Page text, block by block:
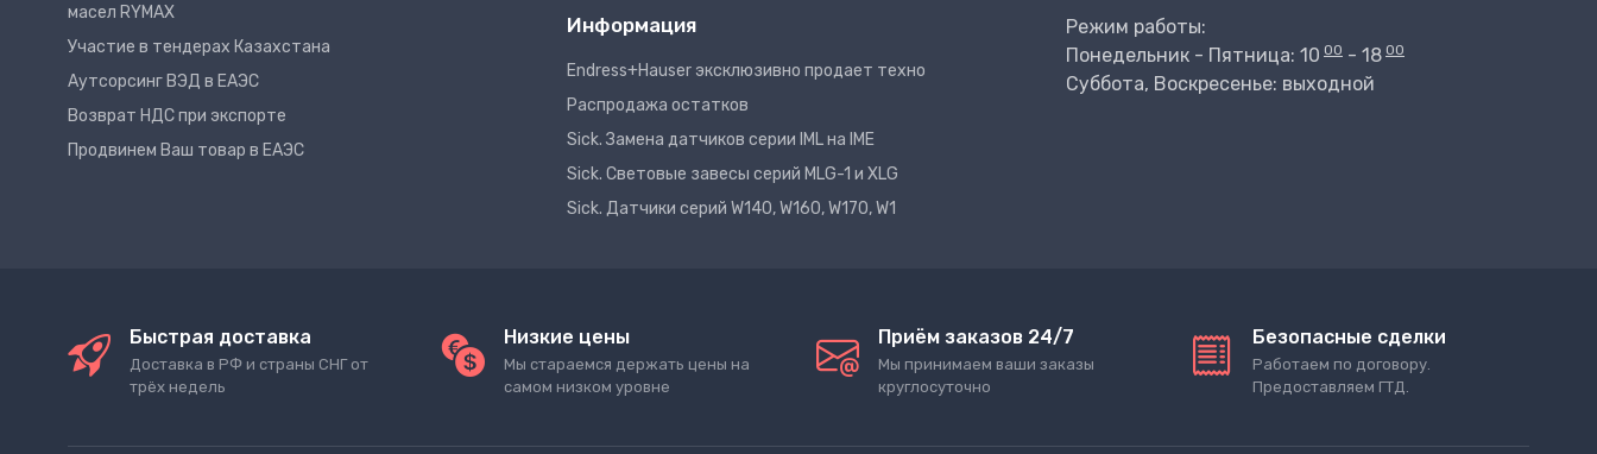
масел RYMAX
Участие в тендерах Казахстана
Аутсорсинг ВЭД в ЕАЭС
Возврат НДС при экспорте
Продвинем Ваш товар в ЕАЭС
Информация
Endress+Hauser эксклюзивно продает техно
Распродажа остатков
Sick. Замена датчиков серии IML на IME
Sick. Световые завесы серий MLG-1 и XLG
Sick. Датчики серий W140, W160, W170, W1
Режим работы:
Понедельник - Пятница: 10 00 - 18 00
Суббота, Воскресенье: выходной
Быстрая доставка
Доставка в РФ и страны СНГ от
трёх недель
Низкие цены
Мы стараемся держать цены на
самом низком уровне
Приём заказов 24/7
Мы принимаем ваши заказы
круглосуточно
Безопасные сделки
Работаем по договору.
Предоставляем ГТД.